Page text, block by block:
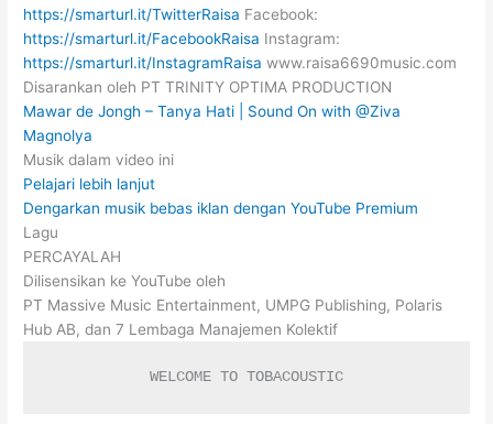
https://smarturl.it/TwitterRaisa Facebook:
https://smarturl.it/FacebookRaisa Instagram:
https://smarturl.it/InstagramRaisa www.raisa6690music.com
Disarankan oleh PT TRINITY OPTIMA PRODUCTION
Mawar de Jongh – Tanya Hati | Sound On with @Ziva
Magnolya
Musik dalam video ini
Pelajari lebih lanjut
Dengarkan musik bebas iklan dengan YouTube Premium
Lagu
PERCAYALAH
Dilisensikan ke YouTube oleh
PT Massive Music Entertainment, UMPG Publishing, Polaris
Hub AB, dan 7 Lembaga Manajemen Kolektif
WELCOME TO TOBACOUSTIC